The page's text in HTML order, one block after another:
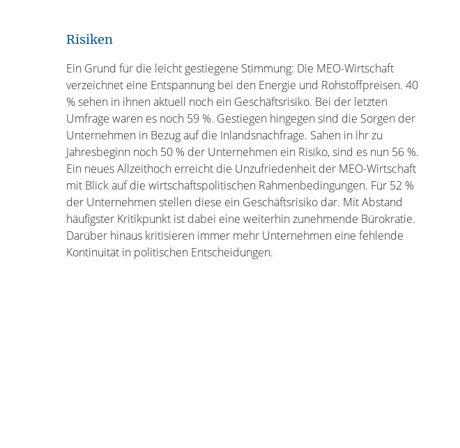
Risiken
Ein Grund für die leicht gestiegene Stimmung: Die MEO-Wirtschaft
verzeichnet eine Entspannung bei den Energie und Rohstoffpreisen. 40
% sehen in ihnen aktuell noch ein Geschäftsrisiko. Bei der letzten
Umfrage waren es noch 59 %. Gestiegen hingegen sind die Sorgen der
Unternehmen in Bezug auf die Inlandsnachfrage. Sahen in ihr zu
Jahresbeginn noch 50 % der Unternehmen ein Risiko, sind es nun 56 %.
Ein neues Allzeithoch erreicht die Unzufriedenheit der MEO-Wirtschaft
mit Blick auf die wirtschaftspolitischen Rahmenbedingungen. Für 52 %
der Unternehmen stellen diese ein Geschäftsrisiko dar. Mit Abstand
häufigster Kritikpunkt ist dabei eine weiterhin zunehmende Bürokratie.
Darüber hinaus kritisieren immer mehr Unternehmen eine fehlende
Kontinuität in politischen Entscheidungen.